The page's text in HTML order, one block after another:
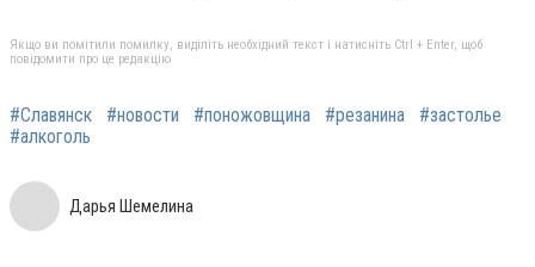
Якщо ви помітили помилку, виділіть необхідний текст і натисніть Ctrl + Enter, щоб
повідомити про це редакцію
#Славянск #новости #поножовщина #резанина
#застолье
#алкоголь
Дарья Шемелина